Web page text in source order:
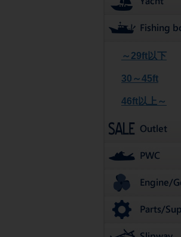
～29ft以下
30～45ft
46ft以上～